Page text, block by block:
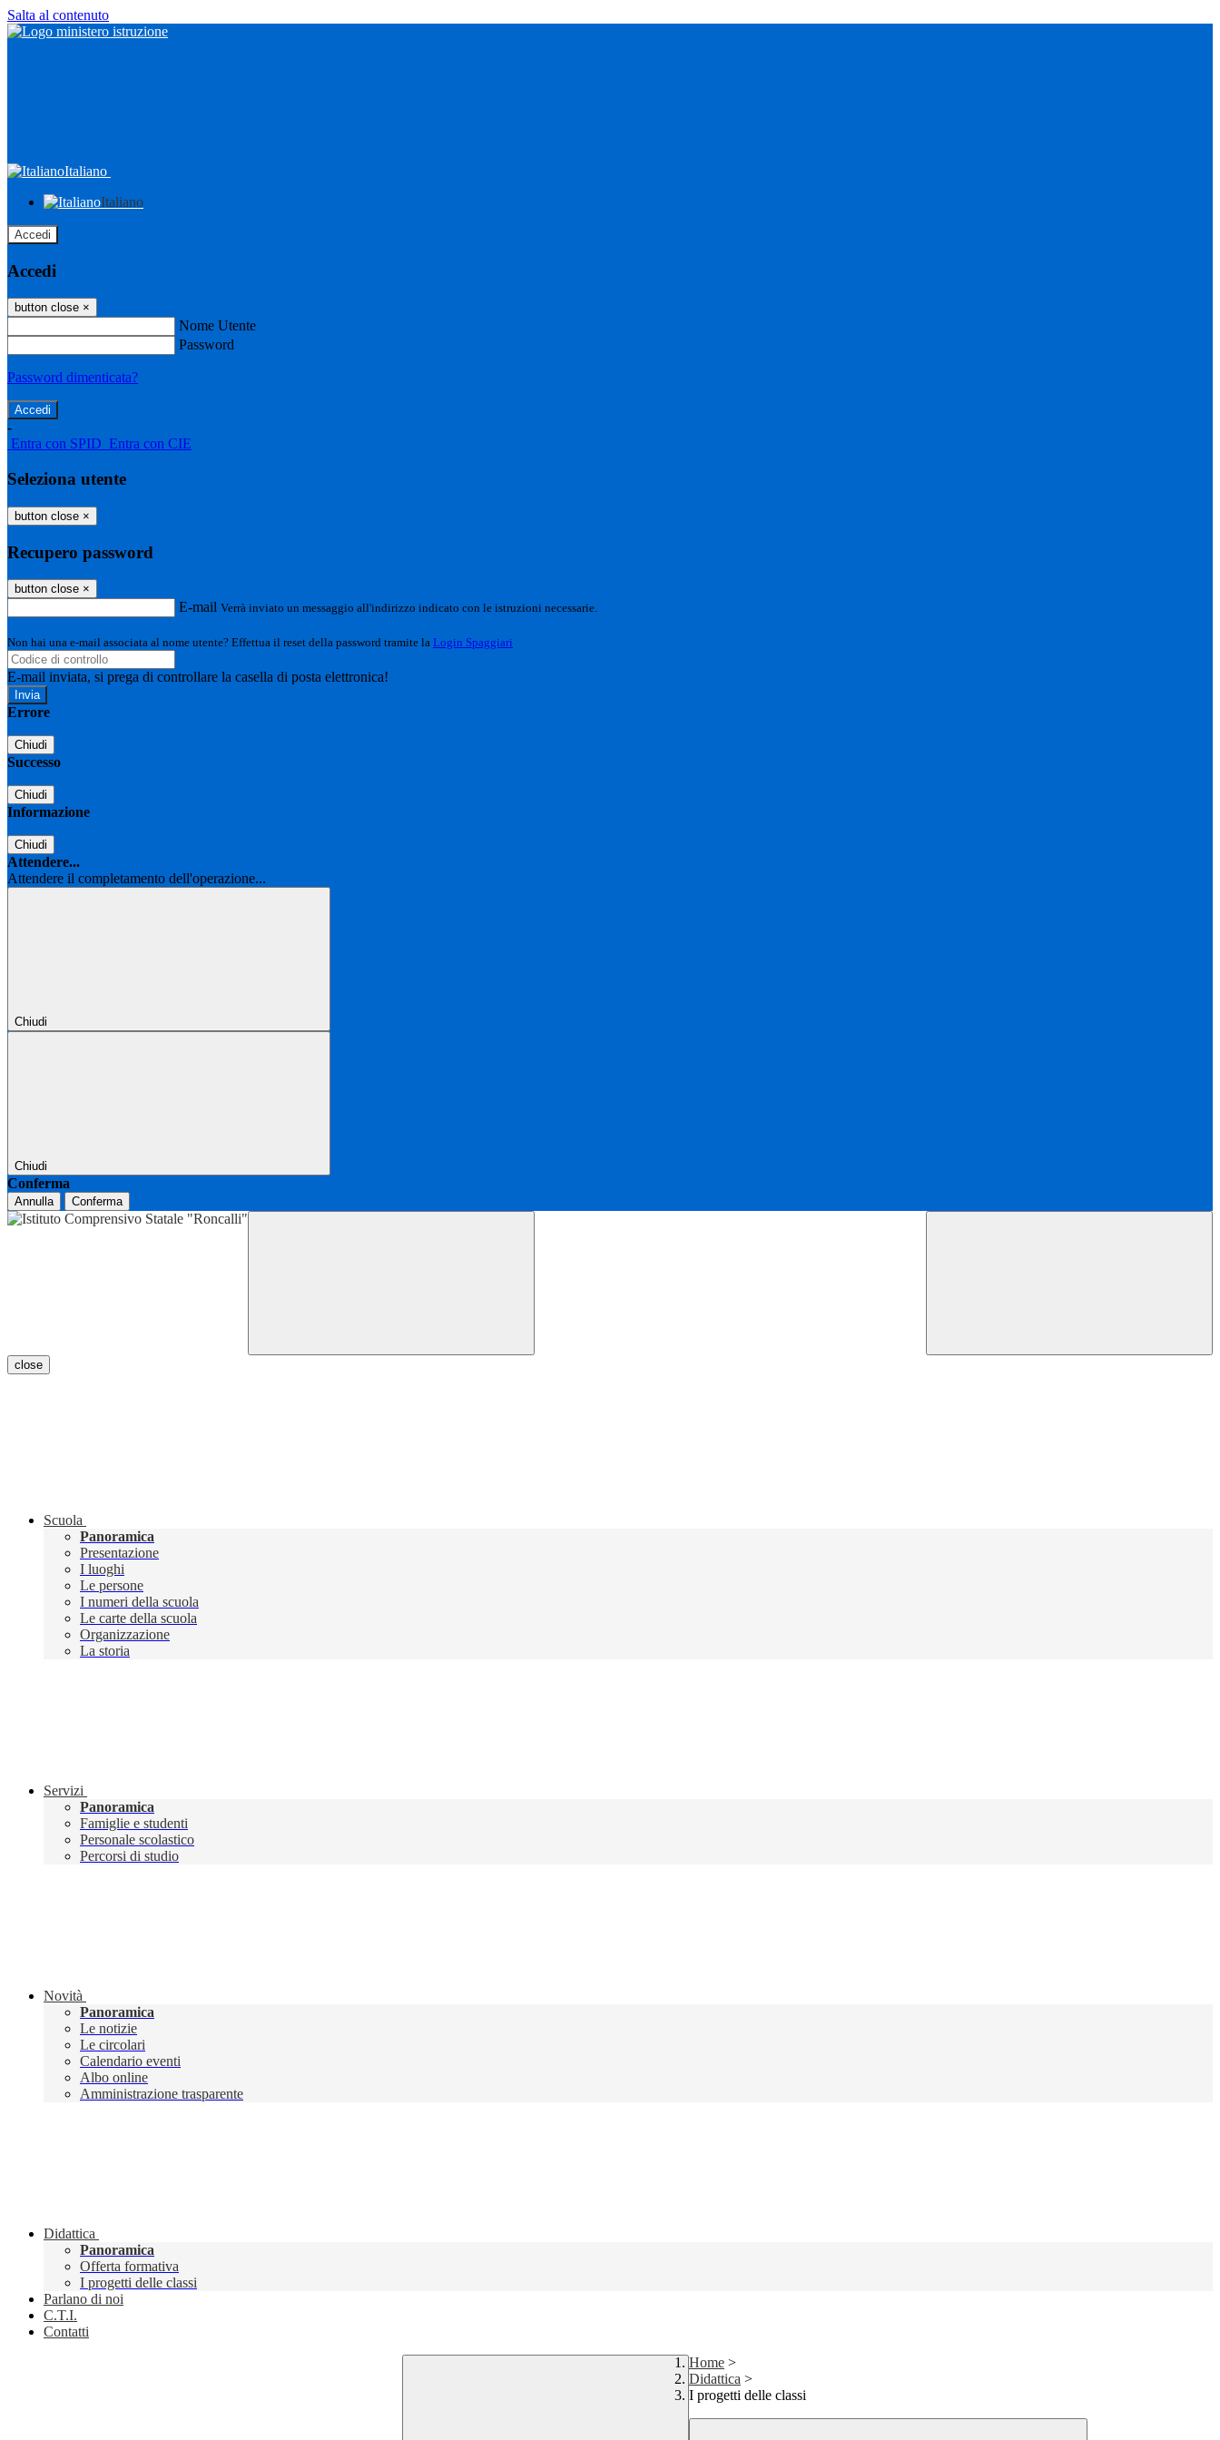
Salta al contenuto
Italiano
Italiano
Accedi
Accedi
button close ×
Nome Utente
Password
Password dimenticata?
-
Entra con SPID Entra con CIE
Seleziona utente
button close ×
Recupero password
button close ×
E-mail Verrà inviato un messaggio all'indirizzo indicato con le istruzioni necessarie.
Non hai una e-mail associata al nome utente? Effettua il reset della password tramite la Login Spaggiari
E-mail inviata, si prega di controllare la casella di posta elettronica!
Errore
Chiudi
Successo
Chiudi
Informazione
Chiudi
Attendere...
Attendere il completamento dell'operazione...
Chiudi
Chiudi
Conferma
Annulla Conferma
close
Scuola
Panoramica
Presentazione
I luoghi
Le persone
I numeri della scuola
Le carte della scuola
Organizzazione
La storia
Servizi
Panoramica
Famiglie e studenti
Personale scolastico
Percorsi di studio
Novità
Panoramica
Le notizie
Le circolari
Calendario eventi
Albo online
Amministrazione trasparente
Didattica
Panoramica
Offerta formativa
I progetti delle classi
Parlano di noi
C.T.I.
Contatti
Home >
Didattica >
I progetti delle classi